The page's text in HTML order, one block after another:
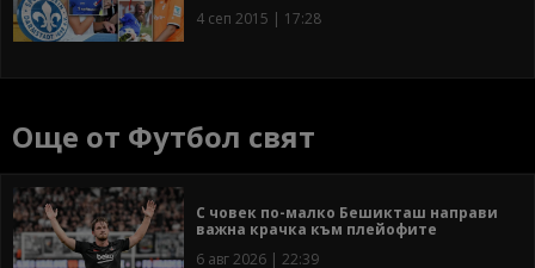
4 сеп 2015 | 17:28
Още от Футбол свят
С човек по-малко Бешикташ направи
важна крачка към плейофите
6 авг 2026 | 22:39